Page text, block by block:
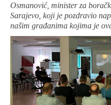
Osmanović, minister za
Sarajevo, koji je pozdravio
našim građanima kojima je